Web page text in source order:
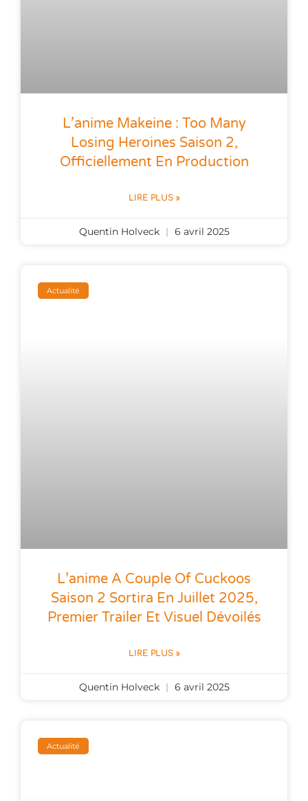
L’anime Makeine : Too Many
Losing Heroines Saison 2,
Officiellement En Production
LIRE PLUS »
Quentin Holveck 6 avril 2025
Actualité
L’anime A Couple Of Cuckoos
Saison 2 Sortira En Juillet 2025,
Premier Trailer Et Visuel Dévoilés
LIRE PLUS »
Quentin Holveck 6 avril 2025
Actualité